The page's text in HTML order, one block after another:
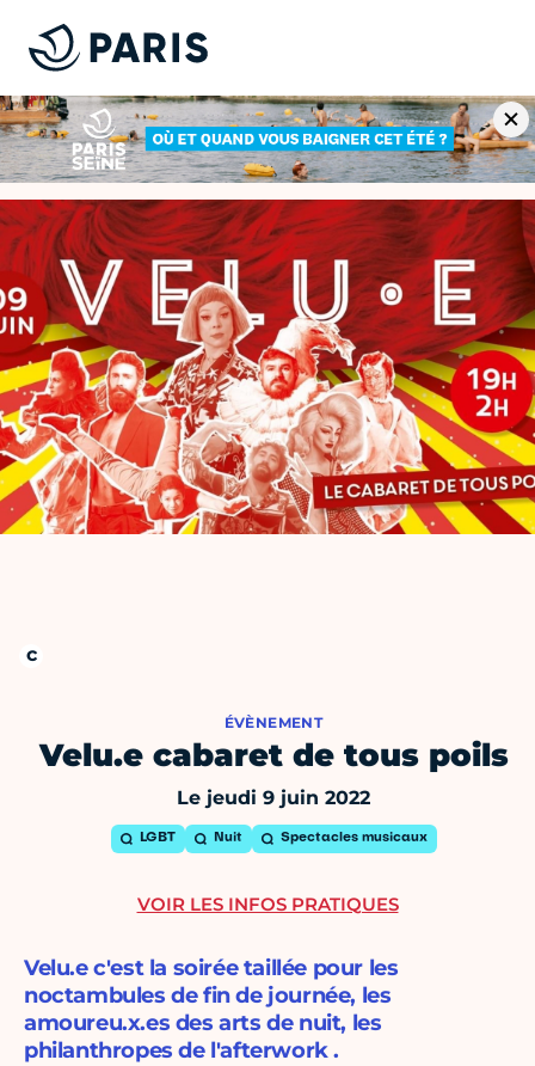
ÉVÈNEMENT
Velu.e cabaret de tous poils
Le jeudi 9 juin 2022
LGBT Nuit Spectacles musicaux
Velu.e c'est la soirée taillée pour les
noctambules de fin de journée, les
amoureu.x.es des arts de nuit, les
philanthropes de l'afterwork .
VOIR LES INFOS PRATIQUES